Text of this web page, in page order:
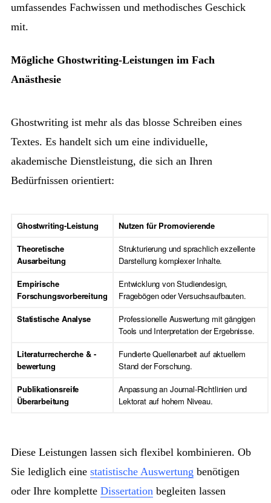
umfassendes Fachwissen und methodisches Geschick
mit.
Mögliche Ghostwriting-Leistungen im Fach
Anästhesie
Ghostwriting ist mehr als das blosse Schreiben eines
Textes. Es handelt sich um eine individuelle,
akademische Dienstleistung, die sich an Ihren
Bedürfnissen orientiert:
Ghostwriting-Leistung
Nutzen für Promovierende
Theoretische
Ausarbeitung
Strukturierung und sprachlich exzellente
Darstellung komplexer Inhalte.
Empirische
Forschungsvorbereitung
Entwicklung von Studiendesign,
Fragebögen oder Versuchsaufbauten.
Statistische Analyse
Professionelle Auswertung mit gängigen
Tools und Interpretation der Ergebnisse.
Literaturrecherche & -
bewertung
Fundierte Quellenarbeit auf aktuellem
Stand der Forschung.
Publikationsreife
Überarbeitung
Anpassung an Journal-Richtlinien und
Lektorat auf hohem Niveau.
Diese Leistungen lassen sich flexibel kombinieren. Ob
Sie lediglich eine statistische Auswertung benötigen
oder Ihre komplette Dissertation begleiten lassen